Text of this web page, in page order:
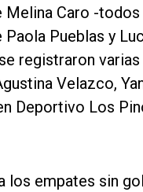
Caro -
Pueblas y
registraron
Velazco,
Deportivo Los
los empates sin